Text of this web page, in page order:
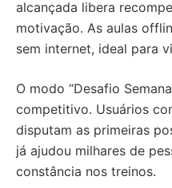
alcançada libera
motivação. As aulas
sem internet, ideal para
O modo “Desafio
competitivo. Usuários
disputam as primeiras
já ajudou milhares de
constância nos treinos.